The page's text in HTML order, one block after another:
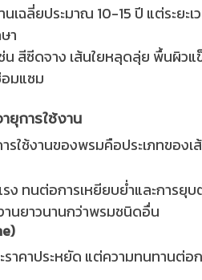
เฉลี่ยประมาณ 10-15 ปี แต่ระย
า
น สีซีดจาง เส้นใยหลุดลุ่ย พื้นผิ
มแซม
การใช้งาน
ช้งานของพรมคือประเภทของเ
ทนต่อการเหยียบย่ำและการยุ
นยาวนานกว่าพรมชนิดอื่น
คาประหยัด แต่ความทนทานต่อ